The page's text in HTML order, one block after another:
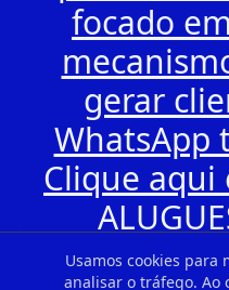
Usamos cookies para
analisar o tráfego. Ao
focado
gerar
WhatsApp
Clique aqui